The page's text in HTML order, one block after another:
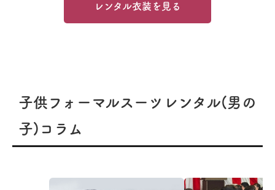
レンタル衣装を見る
子供フォーマルスーツレンタル(男の
子)コラム